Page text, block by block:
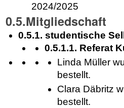
2024/2025
0.5.Mitgliedschaft
0.5.1. studentische
0.5.1.1. Referat
Linda Müller
bestellt.
Clara Däbritz
bestellt.